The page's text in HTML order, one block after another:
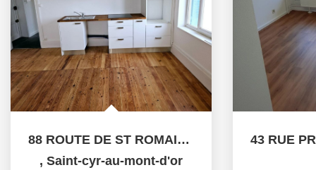
88 ROUTE DE ST ROMAIN 69450 ST CYR AU MONT D OR
, Saint-cyr-au-mont-d'or